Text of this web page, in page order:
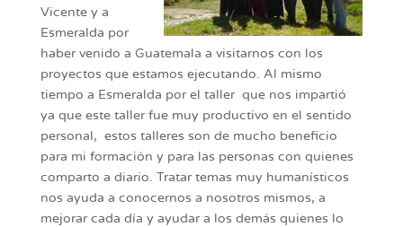
Vicente y a
Esmeralda por
haber venido a Guatemala a visitarnos con los
proyectos que estamos ejecutando. Al mismo
tiempo a Esmeralda por el taller que nos impartió
ya que este taller fue muy productivo en el sentido
personal, estos talleres son de mucho beneficio
para mi formación y para las personas con quienes
comparto a diario. Tratar temas muy humanísticos
nos ayuda a conocernos a nosotros mismos, a
mejorar cada día y ayudar a los demás quienes lo